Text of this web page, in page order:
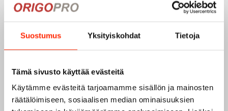
Suostumus Yksityiskohdat Tietoja
Tämä sivusto käyttää evästeitä
Käytämme evästeitä tarjoamamme sisällön ja mainosten
räätälöimiseen, sosiaalisen median ominaisuuksien
1975
Origoproon suomalainen turvallisuus- ja
ulkoiluvaatetukseen erikoistunut yritys, joka on toiminut